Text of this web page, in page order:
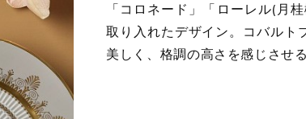
「コロネード」「ローレル(月
取り入れたデザイン。コバルト
美しく、格調の高さを感じさせ